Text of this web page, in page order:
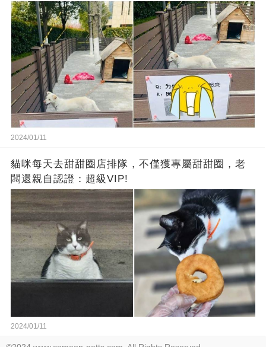
2024/01/11
貓咪每天去甜甜圈店排隊，不僅獲專屬甜甜圈，老
闆還親自認證：超級VIP!
2024/01/11